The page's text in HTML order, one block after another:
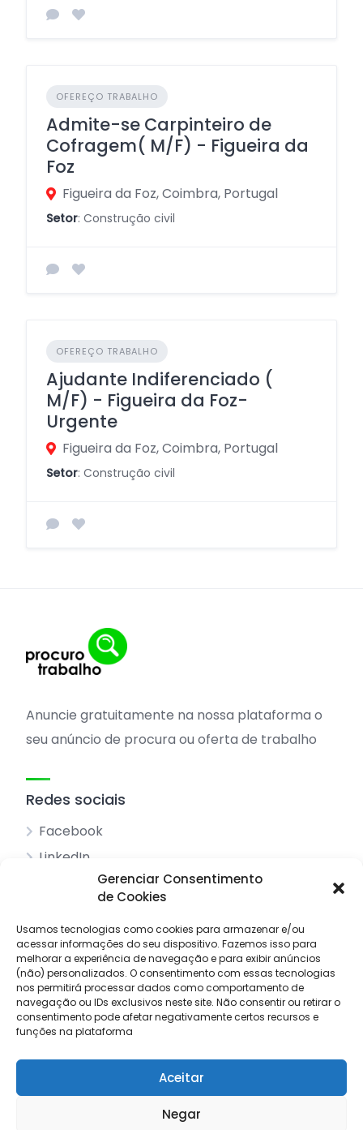
Gerenciar Consentimento
de Cookies
Usamos tecnologias como cookies para armazenar e/ou
acessar informações do seu dispositivo. Fazemos isso para
melhorar a experiência de navegação e para exibir anúncios
(não) personalizados. O consentimento com essas tecnologias
nos permitirá processar dados como comportamento de
navegação ou IDs exclusivos neste site. Não consentir ou retirar o
consentimento pode afetar negativamente certos recursos e
funções na plataforma
Aceitar
Negar
OFEREÇO TRABALHO
Admite-se Carpinteiro de
Cofragem( M/F) - Figueira da
Foz
Figueira da Foz, Coimbra, Portugal
Setor: Construção civil
OFEREÇO TRABALHO
Ajudante Indiferenciado (
M/F) - Figueira da Foz-
Urgente
Figueira da Foz, Coimbra, Portugal
Setor: Construção civil
Anuncie gratuitamente na nossa plataforma o
seu anúncio de procura ou oferta de trabalho
Redes sociais
Facebook
LinkedIn
Sobre nós
Pesquisar anúncios
Contacto
Livro de reclamações
© 2025 Procuro Trabalho by